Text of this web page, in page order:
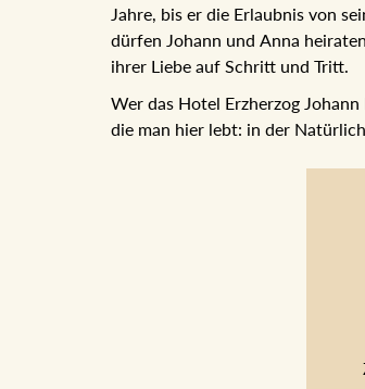
Jahre, bis er die Erlaubnis von
dürfen Johann und Anna
ihrer Liebe auf Schritt und Tritt.
Wer das Hotel Erzherzog
die man hier lebt: in der